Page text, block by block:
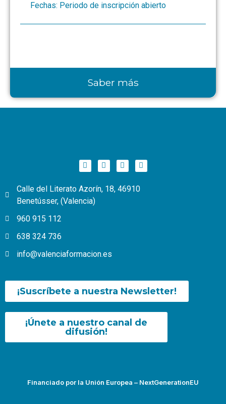
Fechas: Periodo de inscripción abierto
Saber más
Calle del Literato Azorín, 18, 46910
Benetússer, (Valencia)
960 915 112
638 324 736
info@valenciaformacion.es
¡Suscríbete a nuestra Newsletter!
¡Únete a nuestro canal de
difusión!
Financiado por la Unión Europea – NextGenerationEU